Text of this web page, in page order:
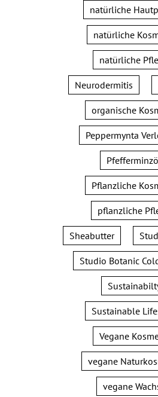
natürliche
natürliche
natürliche
Neurodermitis
organische
Peppermynta
Pflanzliche
pflanzliche
Sheabutter
Studio Botanic
Sustainable
Vegane
vegane
vegane